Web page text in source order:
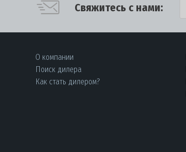
Свяжитесь с нами:
О компании
Поиск дилера
Как стать дилером?